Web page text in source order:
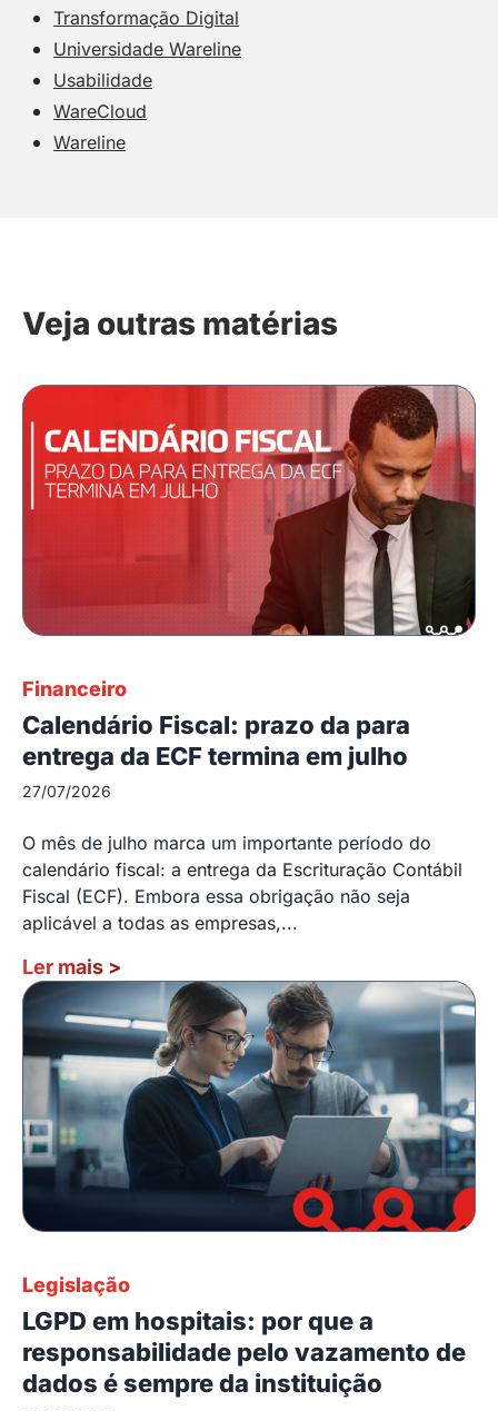
Transformação Digital
Universidade Wareline
Usabilidade
WareCloud
Wareline
Veja outras matérias
Financeiro
Calendário Fiscal: prazo da para
entrega da ECF termina em julho
27/07/2026
O mês de julho marca um importante período do
calendário fiscal: a entrega da Escrituração Contábil
Fiscal (ECF). Embora essa obrigação não seja
aplicável a todas as empresas,...
Ler mais >
Legislação
LGPD em hospitais: por que a
responsabilidade pelo vazamento de
dados é sempre da instituição